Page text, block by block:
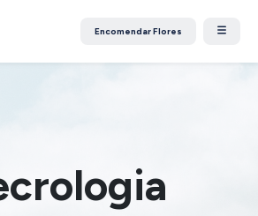
Encomendar Flores